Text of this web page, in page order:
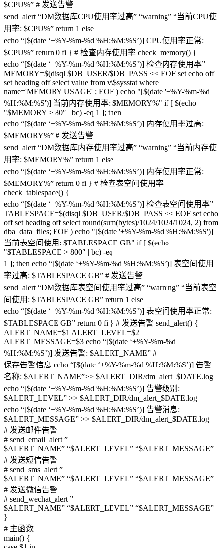
$CPU%” # 发送告警
send_alert “DM数据库CPU使用率过高” “warning” “当前CPU使
用率: $CPU%” return 1 else
echo “[$(date ‘+%Y-%m-%d %H:%M:%S’)] CPU使用率正常:
$CPU%” return 0 fi } # 检查内存使用率 check_memory() {
echo “[$(date ‘+%Y-%m-%d %H:%M:%S’)] 检查内存使用率”
MEMORY=$(disql $DB_USER/$DB_PASS << EOF set echo off
set heading off select value from v\$sysstat where
name='MEMORY USAGE' ; EOF ) echo "[$(date '+%Y-%m-%d
%H:%M:%S')] 当前内存使用率: $MEMORY%" if [ $(echo
"$MEMORY > 80″ | bc) -eq 1 ]; then
echo “[$(date ‘+%Y-%m-%d %H:%M:%S’)] 内存使用率过高:
$MEMORY%” # 发送告警
send_alert “DM数据库内存使用率过高” “warning” “当前内存使
用率: $MEMORY%” return 1 else
echo “[$(date ‘+%Y-%m-%d %H:%M:%S’)] 内存使用率正常:
$MEMORY%” return 0 fi } # 检查表空间使用率
check_tablespace() {
echo “[$(date ‘+%Y-%m-%d %H:%M:%S’)] 检查表空间使用率”
TABLESPACE=$(disql $DB_USER/$DB_PASS << EOF set echo
off set heading off select round(sum(bytes)/1024/1024/1024, 2) from
dba_data_files; EOF ) echo "[$(date '+%Y-%m-%d %H:%M:%S')]
当前表空间使用: $TABLESPACE GB" if [ $(echo
"$TABLESPACE > 800″ | bc) -eq
1 ]; then echo “[$(date ‘+%Y-%m-%d %H:%M:%S’)] 表空间使用
率过高: $TABLESPACE GB” # 发送告警
send_alert “DM数据库表空间使用率过高” “warning” “当前表空
间使用: $TABLESPACE GB” return 1 else
echo “[$(date ‘+%Y-%m-%d %H:%M:%S’)] 表空间使用率正常:
$TABLESPACE GB” return 0 fi } # 发送告警 send_alert() {
ALERT_NAME=$1 ALERT_LEVEL=$2
ALERT_MESSAGE=$3 echo “[$(date ‘+%Y-%m-%d
%H:%M:%S’)] 发送告警: $ALERT_NAME” #
保存告警信息 echo “[$(date ‘+%Y-%m-%d %H:%M:%S’)] 告警
名称: $ALERT_NAME”>> $ALERT_DIR/dm_alert_$DATE.log
echo “[$(date ‘+%Y-%m-%d %H:%M:%S’)] 告警级别:
$ALERT_LEVEL” >> $ALERT_DIR/dm_alert_$DATE.log
echo “[$(date ‘+%Y-%m-%d %H:%M:%S’)] 告警消息:
$ALERT_MESSAGE” >> $ALERT_DIR/dm_alert_$DATE.log
# 发送邮件告警
# send_email_alert ”
$ALERT_NAME” “$ALERT_LEVEL” “$ALERT_MESSAGE”
# 发送短信告警
# send_sms_alert ”
$ALERT_NAME” “$ALERT_LEVEL” “$ALERT_MESSAGE”
# 发送微信告警
# send_wechat_alert ”
$ALERT_NAME” “$ALERT_LEVEL” “$ALERT_MESSAGE”
}
# 主函数
main() {